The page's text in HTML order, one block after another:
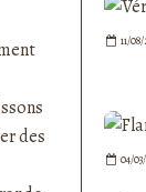
des
11/
04/